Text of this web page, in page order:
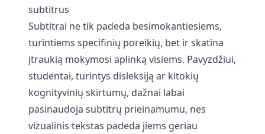
subtitrus
Subtitrai ne tik padeda besimokantiesiems,
turintiems specifinių poreikių, bet ir skatina
įtraukią mokymosi aplinką visiems. Pavyzdžiui,
studentai, turintys disleksiją ar kitokių
kognityvinių skirtumų, dažnai labai
pasinaudoja subtitrų prieinamumu, nes
vizualinis tekstas padeda jiems geriau